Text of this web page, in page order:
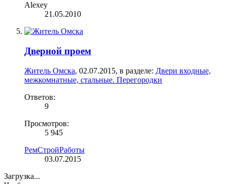
Alexey
21.05.2010
Дверной проем
Житель Омска, 02.07.2015, в разделе: Двери входные,
межкомнатные, стальные. Перегородки
Ответов:
9
Просмотров:
5 945
РемСтройРаботы
03.07.2015
Загрузка...